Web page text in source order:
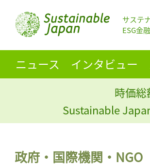
サステ
ESG金
ニュース インタビュー
時価
Sustainable
政府・国際機関・NGO